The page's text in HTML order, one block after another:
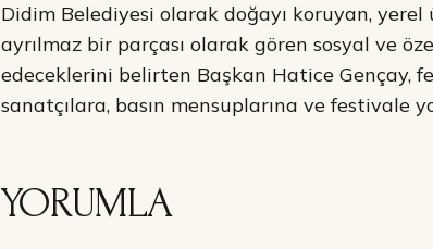
Didim Belediyesi olarak doğayı koruyan,
ayrılmaz bir parçası olarak gören sosyal ve
edeceklerini belirten Başkan Hatice Gençay,
sanatçılara, basın mensuplarına ve
YORUMLA